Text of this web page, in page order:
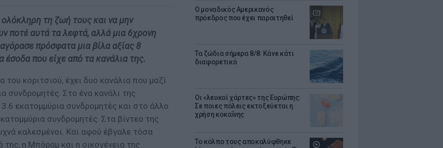
Ο μοναδικός Αμερικανός
πρόεδρος που έχει παραιτηθεί
Τα ζώδια σήμερα 8/8: Κάνε κάτι
διαφορετικό
Οι «λευκοί χάρτες» της Ευρώπης:
Σε ποιες πόλεις εκτοξεύεται η
χρήση κοκαΐνης
Το κόλπο τους αποκαλύφθηκε
τη ζωή τους και να μην
ποτέ αυτά τα λεφτά, αλλά μια 6χρονη
πρόσφατα μια βίλα αξίας 8
που είχε από τα κανάλια της.
κοριτσιού, έχει δυο κανάλια που μαζί
συνδρομητές. Στο ένα κανάλι της
εκατομμύρια συνδρομητές και στο άλλο
συνδρομητές. Στα βίντεο της
καλεσμένοι. Και αφού έβγαλε τόσα
η Μπόραμ και η οικογένεια της